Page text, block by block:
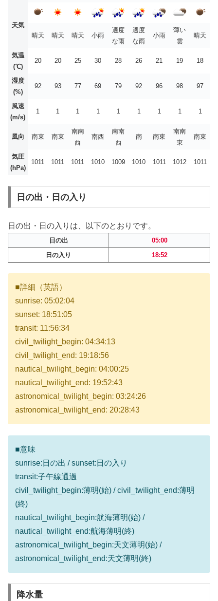
天気
晴天
晴天 晴天 小雨
適度
な雨
適度
な雨
小雨
薄い
雲
晴天
気温
(℃)
20 20 25 30 28 26 21 19 18
湿度
(%)
92 93 77 69 79 92 96 98 97
風速
(m/s)
1 1 1 1 1 1 1 1 1
風向 南東 南東
南南
西
南西
南南
西
南 南東
南南
東
南東
気圧
(hPa)
1011 1011 1011 1010 1009 1010 1011 1012 1011
日の出・日の入り
日の出・日の入りは、以下のとおりです。
日の出
05:00
日の入り
18:52
■詳細（英語）
sunrise: 05:02:04
sunset: 18:51:05
transit: 11:56:34
civil_twilight_begin: 04:34:13
civil_twilight_end: 19:18:56
nautical_twilight_begin: 04:00:25
nautical_twilight_end: 19:52:43
astronomical_twilight_begin: 03:24:26
astronomical_twilight_end: 20:28:43
■意味
sunrise:日の出 / sunset:日の入り
transit:子午線通過
civil_twilight_begin:薄明(始) / civil_twilight_end:薄明
(終)
nautical_twilight_begin:航海薄明(始) /
nautical_twilight_end:航海薄明(終)
astronomical_twilight_begin:天文薄明(始) /
astronomical_twilight_end:天文薄明(終)
降水量